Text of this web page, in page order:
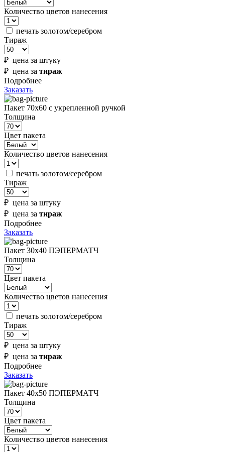
Количество цветов нанесения
печать золотом/серебром
Тираж
₽ цена за штуку
₽ цена за тираж
Подробнее
Заказать
Пакет 70х60 с укрепленной ручкой
Толщина
Цвет пакета
Количество цветов нанесения
печать золотом/серебром
Тираж
₽ цена за штуку
₽ цена за тираж
Подробнее
Заказать
Пакет 30х40 ПЭПЕРМАТЧ
Толщина
Цвет пакета
Количество цветов нанесения
печать золотом/серебром
Тираж
₽ цена за штуку
₽ цена за тираж
Подробнее
Заказать
Пакет 40х50 ПЭПЕРМАТЧ
Толщина
Цвет пакета
Количество цветов нанесения